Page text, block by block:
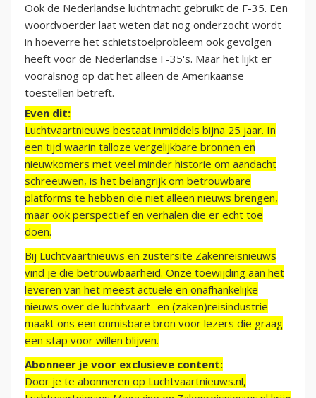
Ook de Nederlandse luchtmacht gebruikt de F-35. Een
woordvoerder laat weten dat nog onderzocht wordt
in hoeverre het schietstoelprobleem ook gevolgen
heeft voor de Nederlandse F-35's. Maar het lijkt er
vooralsnog op dat het alleen de Amerikaanse
toestellen betreft.
Even dit:
Luchtvaartnieuws bestaat inmiddels bijna 25 jaar. In
een tijd waarin talloze vergelijkbare bronnen en
nieuwkomers met veel minder historie om aandacht
schreeuwen, is het belangrijk om betrouwbare
platforms te hebben die niet alleen nieuws brengen,
maar ook perspectief en verhalen die er echt toe
doen.
Bij Luchtvaartnieuws en zustersite Zakenreisnieuws
vind je die betrouwbaarheid. Onze toewijding aan het
leveren van het meest actuele en onafhankelijke
nieuws over de luchtvaart- en (zaken)reisindustrie
maakt ons een onmisbare bron voor lezers die graag
een stap voor willen blijven.
Abonneer je voor exclusieve content:
Door je te abonneren op Luchtvaartnieuws.nl,